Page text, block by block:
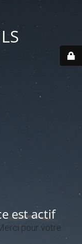
est actif
pour votre